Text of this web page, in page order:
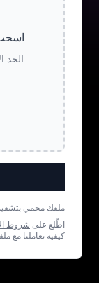
الحد
ملفك محمي
اطّلع على شروط
كيفية تعاملنا مع